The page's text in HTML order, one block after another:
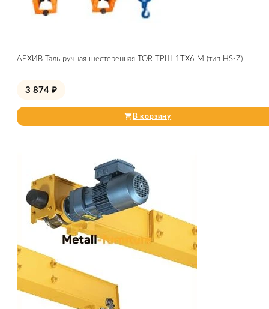
АРХИВ Таль ручная шестеренная TOR ТРШ 1ТХ6 М (тип HS-Z)
3 874 ₽
В корзину